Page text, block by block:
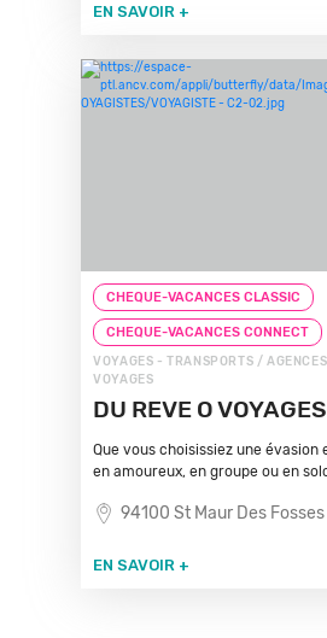
EN SAVOIR +
CHEQUE-VACANCES CLASSIC
CHEQUE-VACANCES CONNECT
VOYAGES - TRANSPORTS /
VOYAGES
DU REVE O VOYAGES
Que vous choisissiez une évasion
en amoureux, en groupe ou en
94100 St Maur Des Fosses
EN SAVOIR +